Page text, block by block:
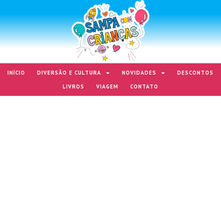
INÍCIO DIVERSÃO E CULTURA NOVIDADES
DESCONTOS
LIVROS
VIAGEM CONTATO